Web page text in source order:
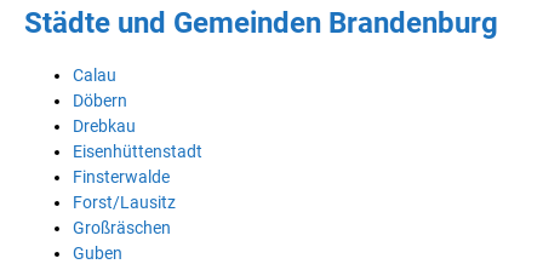
Städte und Gemeinden Brandenburg
Calau
Döbern
Drebkau
Eisenhüttenstadt
Finsterwalde
Forst/Lausitz
Großräschen
Guben